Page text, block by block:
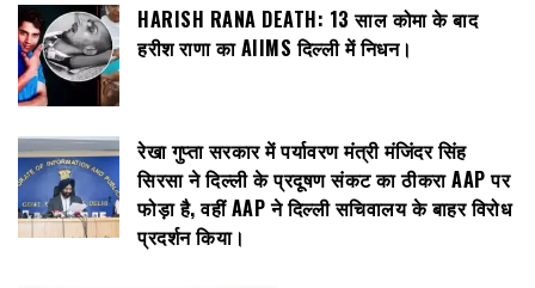
HARISH RANA DEATH: 13 साल कोमा के बाद
हरीश राणा का AIIMS दिल्ली में निधन।
रेखा गुप्ता सरकार में पर्यावरण मंत्री मंजिंदर सिंह
सिरसा ने दिल्ली के प्रदूषण संकट का ठीकरा AAP पर
फोड़ा है, वहीं AAP ने दिल्ली सचिवालय के बाहर विरोध
प्रदर्शन किया।